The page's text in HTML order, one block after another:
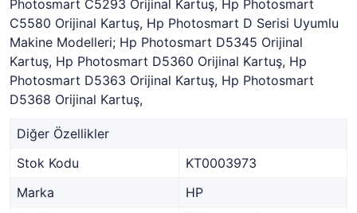
Photosmart C5293 Orijinal Kartuş, Hp Photosmart
C5580 Orijinal Kartuş, Hp Photosmart D Serisi Uyumlu
Makine Modelleri; Hp Photosmart D5345 Orijinal
Kartuş, Hp Photosmart D5360 Orijinal Kartuş, Hp
Photosmart D5363 Orijinal Kartuş, Hp Photosmart
D5368 Orijinal Kartuş,
Diğer Özellikler
Stok Kodu
KT0003973
Marka
HP